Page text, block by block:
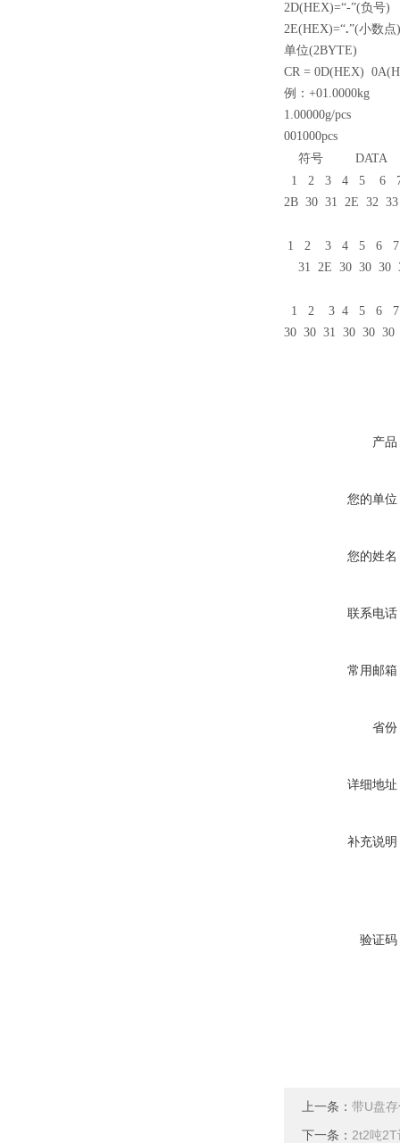
2D(HEX)=“-”(负号
2E(HEX)=“.”(小数点)
单位(2BYTE)
CR = 0D(HEX)
例：+01.0000kg
1.00000g/pcs
001000pcs
符号
1
2 3 4 5 6
2B 30 31 2E 32
1 2 3 4 5 6
31 2E 30 30 30
1 2 3 4 5 6
7
30 30 31 30 30 30
产品
您的单位
您的姓名
联系电话
常用邮箱
省份
详细地址
补充说明
验证码
上一条： 带U盘
下一条： 2t2吨